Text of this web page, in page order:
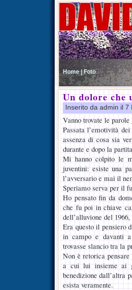
Home | Foto
Un dolore che
Inserito da admin il
Vanno trovate le
Passata l’emotività
assenza di cosa sia
durante e dopo la
Mi hanno colpito le
juventini: esiste una
l’avversario e mai il
Speriamo serva per il
Ho pensato fin da
che fu poi in chiave
dell’alluvione del
Era questo il pensiero
in campo e davanti
trovasse slancio tra la
Non è retorica
a cui lui insieme ai
benedizione dall’altra
esista veramente.